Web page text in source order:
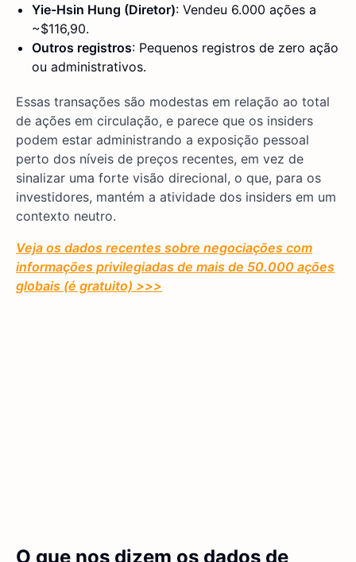
Yie-Hsin Hung (Diretor): Vendeu 6.000 ações a
~$116,90.
Outros registros: Pequenos registros de zero ação
ou administrativos.
Essas transações são modestas em relação ao total
de ações em circulação, e parece que os insiders
podem estar administrando a exposição pessoal
perto dos níveis de preços recentes, em vez de
sinalizar uma forte visão direcional, o que, para os
investidores, mantém a atividade dos insiders em um
contexto neutro.
Veja os dados recentes sobre negociações com
informações privilegiadas de mais de 50.000 ações
globais (é gratuito) >>>
O que nos dizem os dados de